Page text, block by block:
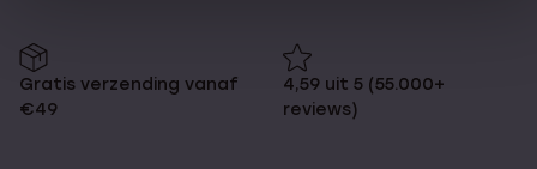
Gratis verzending vanaf
€49
4,59 uit 5 (55.000+
reviews)